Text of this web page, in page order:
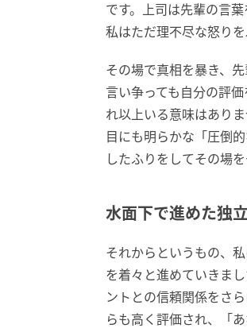
です。上司は先輩の言
私はただ理不尽な怒りを
その場で真相を暴き、
言い争っても自分の評
れ以上いる意味はあり
目にも明らかな「圧倒
したふりをしてその場
水面下で進めた独
それからというもの、
を着々と進めていきま
ントとの信頼関係をさ
らも高く評価され、「